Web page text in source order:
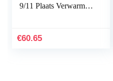
9/11 Plaats Verwarmd
Warme Kleding
€60.65